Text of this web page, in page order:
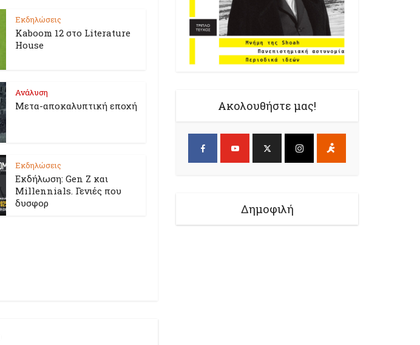
Εκδηλώσεις
Kaboom 12 στο Literature
House
Ανάλυση
Μετα-αποκαλυπτική εποχή
Εκδηλώσεις
Εκδήλωση: Gen Z και
Millennials. Γενιές που
δυσφορ
Ακολουθήστε μας!
Δημοφιλή